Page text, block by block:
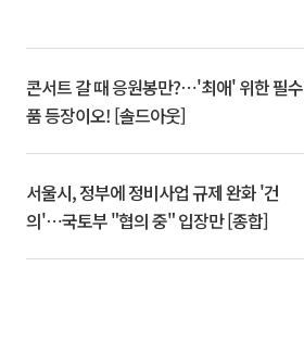
콘서트 갈 때 응원봉만?⋯'최애' 위한 필수
품 등장이오! [솔드아웃]
서울시, 정부에 정비사업 규제 완화 '건
의'⋯국토부 "협의 중" 입장만 [종합]